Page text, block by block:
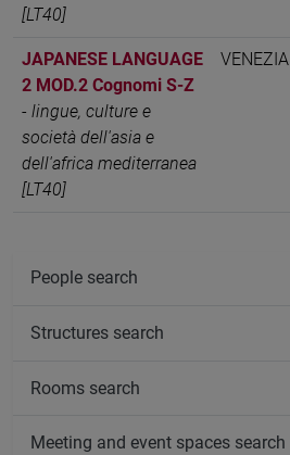
[LT40]
JAPANESE LANGUAGE
2 MOD.2 Cognomi S-Z
- lingue, culture e
società dell'asia e
dell'africa mediterranea
[LT40]
VENEZIA
People search
Structures search
Rooms search
Meeting and event spaces search